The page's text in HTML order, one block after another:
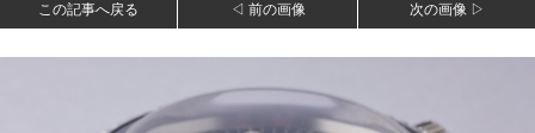
この記事へ戻る ◁ 前の画像 次の画像 ▷